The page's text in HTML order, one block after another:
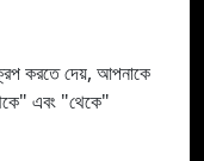
করতে দেয়, আপনাকে
এবং "থেকে"